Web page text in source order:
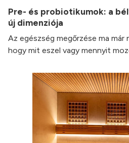
Pre- és probiotikumok: a
új dimenziója
Az egészség megőrzése ma már
hogy mit eszel vagy mennyit